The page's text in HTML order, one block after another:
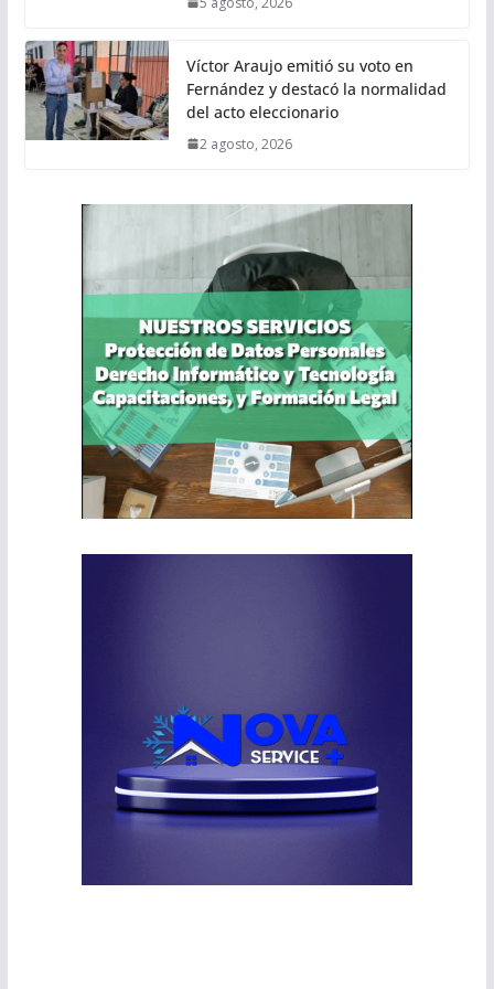
Víctor Araujo emitió su voto en
Fernández y destacó la normalidad
del acto eleccionario
2 agosto, 2026